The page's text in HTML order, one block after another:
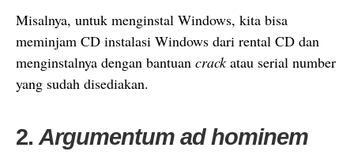
Misalnya, untuk menginstal Windows, kita bisa
meminjam CD instalasi Windows dari rental CD dan
menginstalnya dengan bantuan crackatau serial number
yang sudah disediakan.
2. Argumentum ad hominem